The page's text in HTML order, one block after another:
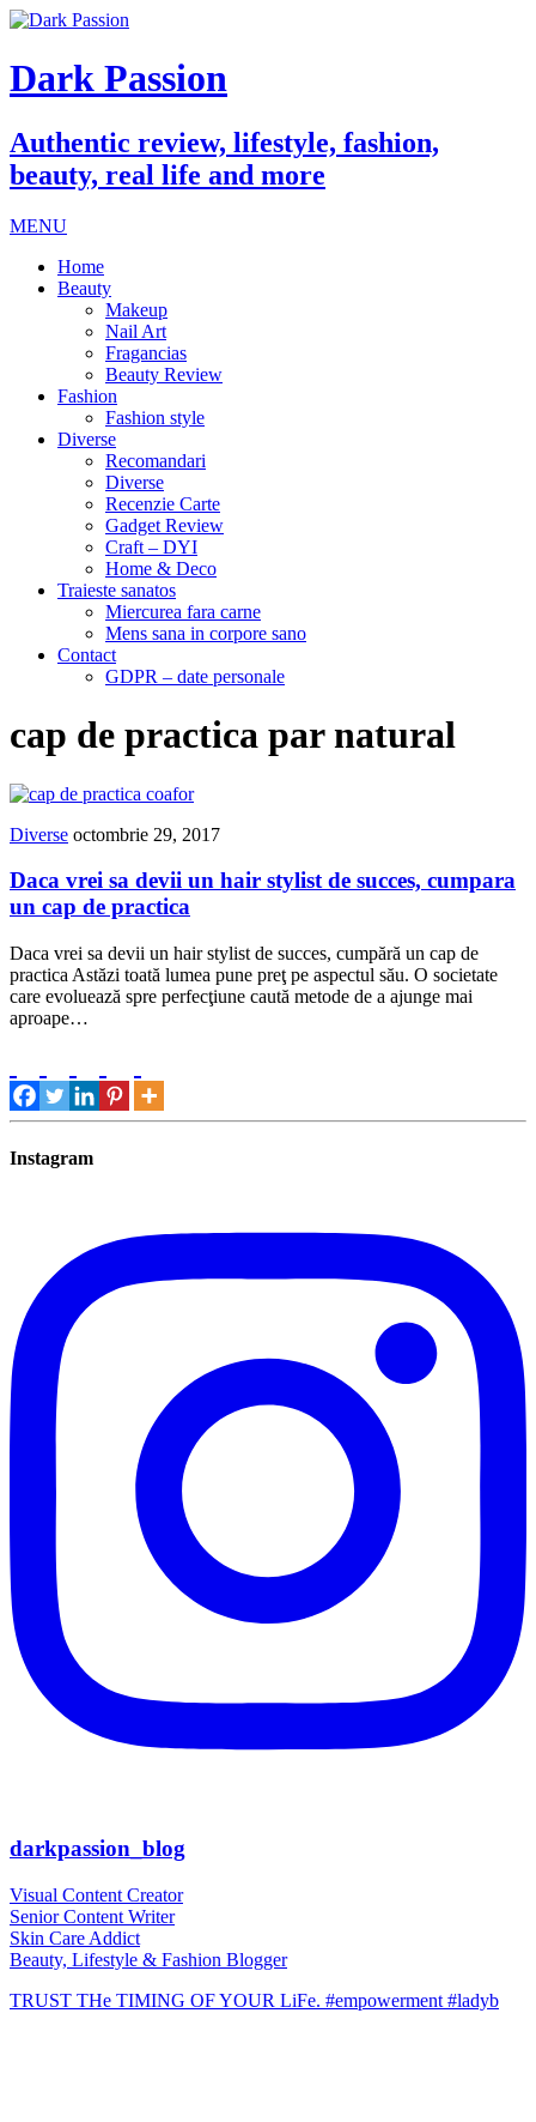
Dark Passion
Authentic review, lifestyle, fashion,
beauty, real life and more
MENU
Home
Beauty
Makeup
Nail Art
Fragancias
Beauty Review
Fashion
Fashion style
Diverse
Recomandari
Diverse
Recenzie Carte
Gadget Review
Craft – DYI
Home & Deco
Traieste sanatos
Miercurea fara carne
Mens sana in corpore sano
Contact
GDPR – date personale
cap de practica par natural
Diverse octombrie 29, 2017
Daca vrei sa devii un hair stylist de succes, cumpara
un cap de practica
Daca vrei sa devii un hair stylist de succes, cumpără un cap de
practica Astăzi toată lumea pune preţ pe aspectul său. O societate
care evoluează spre perfecţiune caută metode de a ajunge mai
aproape…
Instagram
darkpassion_blog
Visual Content Creator
Senior Content Writer
Skin Care Addict
Beauty, Lifestyle & Fashion Blogger
TRUST THe TIMING OF YOUR LiFe. #empowerment #ladyb